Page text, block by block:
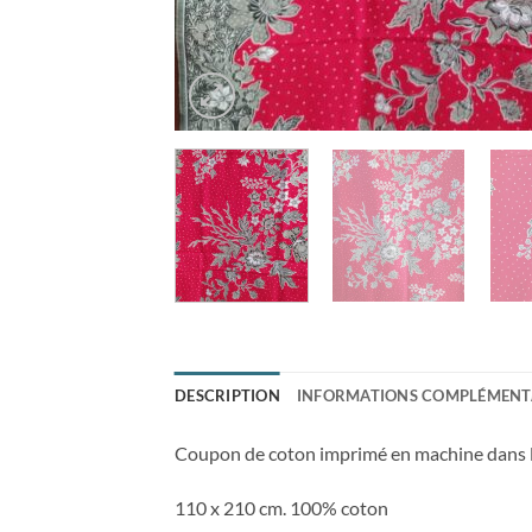
DESCRIPTION INFORMATIONS
Coupon de coton imprimé en machine
110 x 210 cm. 100% coton